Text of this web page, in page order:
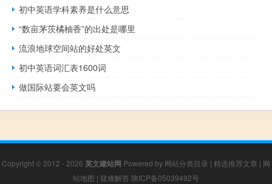
初中英语学科素养是什么意思
“数亩茅茨橘柚香”的出处是哪里
流浪地球空间站的好处英文
初中英语词汇表1600词
做国际站要会英文吗
Copyright © 2012 - 2026 英文建站网 Powered by 网站分类目录 | 精选推荐文章 | 网
站地图 | 疑难解答 陕ICP备05039492号